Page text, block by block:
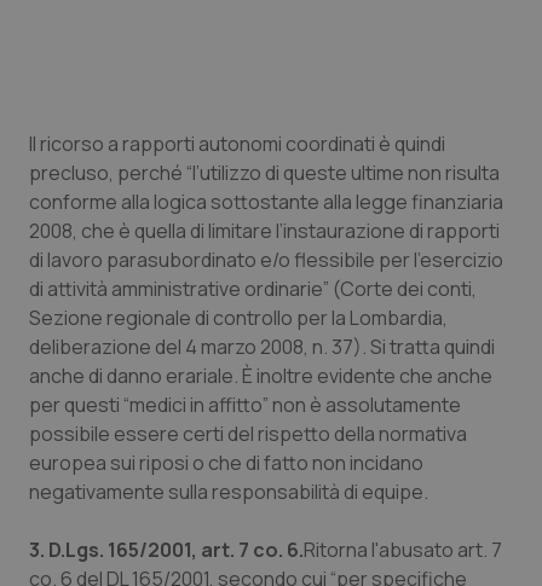
Il ricorso a rapporti autonomi coordinati è quindi
precluso, perché “l’utilizzo di queste ultime non risulta
conforme alla logica sottostante alla legge finanziaria
2008, che è quella di limitare l’instaurazione di rapporti
di lavoro parasubordinato e/o flessibile per l’esercizio
di attività amministrative ordinarie” (Corte dei conti,
Sezione regionale di controllo per la Lombardia,
deliberazione del 4 marzo 2008, n. 37). Si tratta quindi
anche di danno erariale. È inoltre evidente che anche
per questi “medici in affitto” non è assolutamente
possibile essere certi del rispetto della normativa
europea sui riposi o che di fatto non incidano
negativamente sulla responsabilità di equipe.
3. D.Lgs. 165/2001, art. 7 co. 6.Ritorna l'abusato art. 7
co. 6 del DL 165/2001, secondo cui “per specifiche